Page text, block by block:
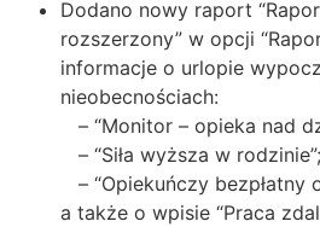
Dodano nowy raport
rozszerzony” w opcji
informacje o urlopie
nieobecnościach:
– “Monitor – opieka nad
– “Siła wyższa w rodzinie”;
– “Opiekuńczy bezpłatny
a także o wpisie “Praca